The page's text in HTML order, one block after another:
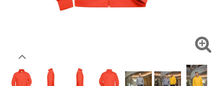
Voudriez-vous acheter des produits pour votre besoin
